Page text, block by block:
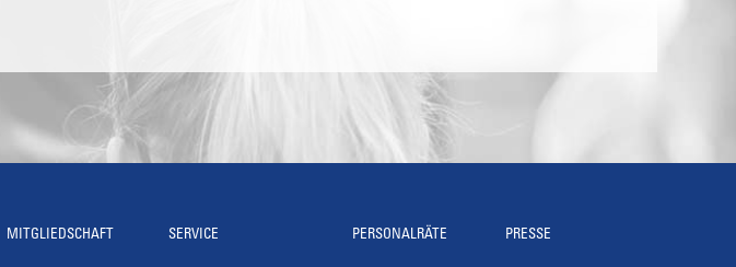
MITGLIEDSCHAFT SERVICE PERSONALRÄTE PRESSE